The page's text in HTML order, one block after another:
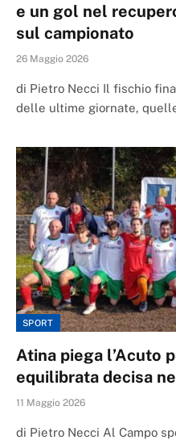
e un gol nel
sul campionato
26 Maggio 2026
di Pietro Necci Il fischio
delle ultime giornate,
SPORT
Atina piega l’Acuto
equilibrata decisa
11 Maggio 2026
di Pietro Necci Al Campo